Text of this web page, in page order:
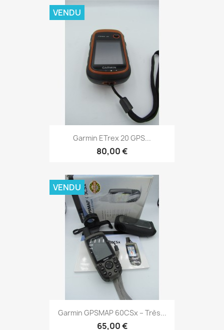
Aperçu rapide
Garmin ETrex 20 GPS...
80,00 €
VENDU
Aperçu rapide
Garmin GPSMAP 60CSx – Très...
65,00 €
VENDU